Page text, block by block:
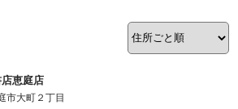
恵庭店
市大町２丁目